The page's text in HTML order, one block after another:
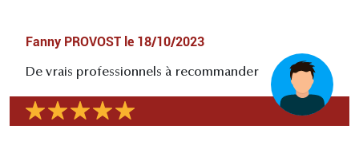
Fanny PROVOST le 18/10/2023
De vrais professionnels à recommander